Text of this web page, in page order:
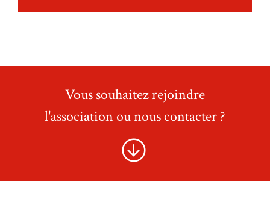
Vous souhaitez rejoindre
l'association ou nous contacter ?